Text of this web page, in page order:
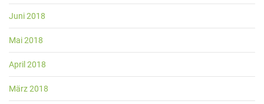
Juni 2018
Mai 2018
April 2018
März 2018